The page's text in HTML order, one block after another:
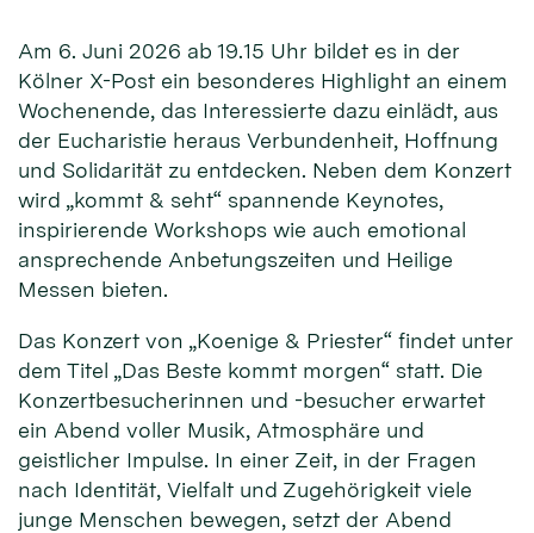
Am 6. Juni 2026 ab 19.15 Uhr bildet es in der
Kölner X-Post ein besonderes Highlight an einem
Wochenende, das Interessierte dazu einlädt, aus
der Eucharistie heraus Verbundenheit, Hoffnung
und Solidarität zu entdecken. Neben dem Konzert
wird „kommt & seht“ spannende Keynotes,
inspirierende Workshops wie auch emotional
ansprechende Anbetungszeiten und Heilige
Messen bieten.
Das Konzert von „Koenige & Priester“ findet unter
dem Titel „Das Beste kommt morgen“ statt. Die
Konzertbesucherinnen und -besucher erwartet
ein Abend voller Musik, Atmosphäre und
geistlicher Impulse. In einer Zeit, in der Fragen
nach Identität, Vielfalt und Zugehörigkeit viele
junge Menschen bewegen, setzt der Abend